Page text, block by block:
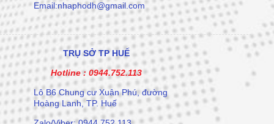
Email:nhaphodh@gmail.com
TRỤ SỞ TP HUẾ
Hotline : 0944.752.113
Lô B6 Chung cư Xuân Phú, đường
Hoàng Lanh, TP. Huế